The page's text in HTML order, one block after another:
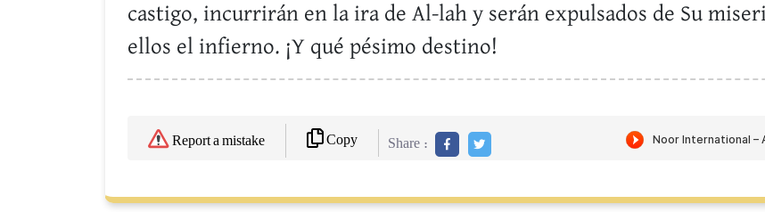
castigo, incurrirán en la ira de Al-lah y serán expulsados de Su
ellos el infierno. ¡Y qué pésimo destino!
Report a mistake Copy Share :